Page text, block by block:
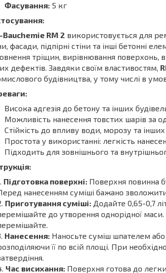
Фасування: 5 кг
Bauchemie RM 2 використовується для
фасади, підпірні стіни та інші бетонні
тріщин, вирівнювання поверхонь,
дефектів. Завдяки своїм властивостям,
будівництва, у тому числі в
Висока адгезія до бетону та інших
Можливість нанесення товстих шарів за
Стійкість до впливу води, морозу та
Простота у використанні: легкість
Підходить для зовнішнього та
Підготовка поверхні: Поверхня повинна
нанесенням суміші бажано
Приготування суміші: Додайте 0,65-0,7
до утворення однорідної
Нанесення: Наносьте суміш шпателем
її по всій площі. При
Час висихання: Поверхня готова до